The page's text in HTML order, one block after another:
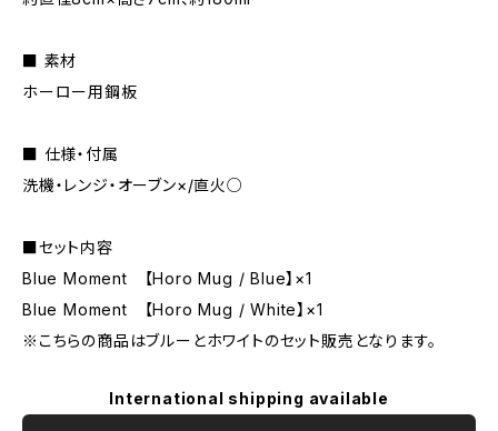
■ 素材
ホーロー用鋼板
■ 仕様・付属
洗機・レンジ・オーブン×/直火○
■セット内容
Blue Moment 【Horo Mug / Blue】×1
Blue Moment 【Horo Mug / White】×1
※こちらの商品はブルーとホワイトのセット販売となります。
International shipping available